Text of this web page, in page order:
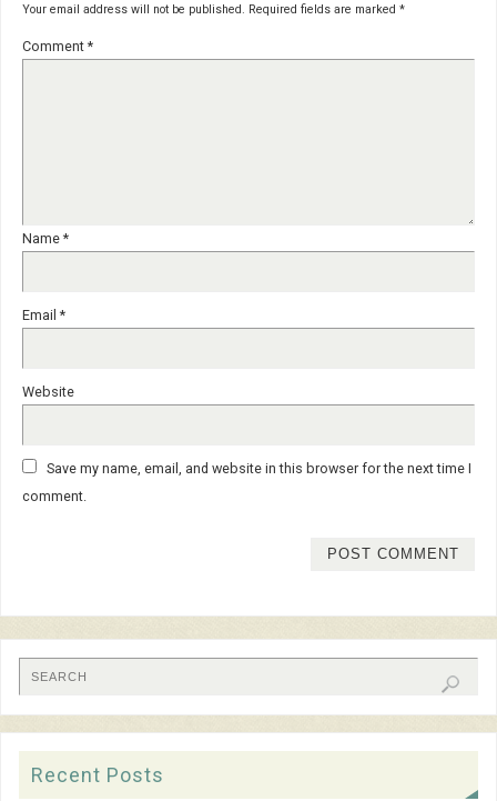
Your email address will not be published. Required fields are marked *
Comment *
Name *
Email *
Website
Save my name, email, and website in this browser for the next time I
comment.
Recent Posts